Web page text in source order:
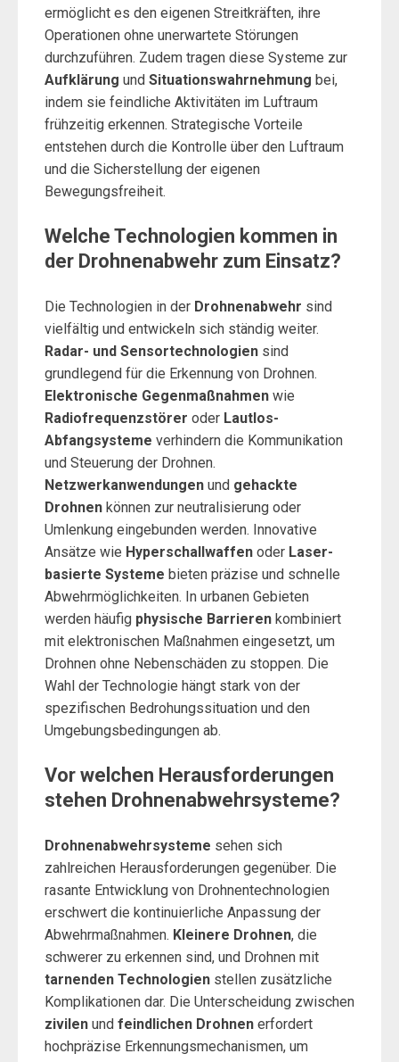
ermöglicht es den eigenen Streitkräften, ihre
Operationen ohne unerwartete Störungen
durchzuführen. Zudem tragen diese Systeme zur
Aufklärung und Situationswahrnehmung bei,
indem sie feindliche Aktivitäten im Luftraum
frühzeitig erkennen. Strategische Vorteile
entstehen durch die Kontrolle über den Luftraum
und die Sicherstellung der eigenen
Bewegungsfreiheit.
Welche Technologien kommen in
der Drohnenabwehr zum Einsatz?
Die Technologien in der Drohnenabwehr sind
vielfältig und entwickeln sich ständig weiter.
Radar- und Sensortechnologien sind
grundlegend für die Erkennung von Drohnen.
Elektronische Gegenmaßnahmen wie
Radiofrequenzstörer oder Lautlos-
Abfangsysteme verhindern die Kommunikation
und Steuerung der Drohnen.
Netzwerkanwendungen und gehackte
Drohnen können zur neutralisierung oder
Umlenkung eingebunden werden. Innovative
Ansätze wie Hyperschallwaffen oder Laser-
basierte Systeme bieten präzise und schnelle
Abwehrmöglichkeiten. In urbanen Gebieten
werden häufig physische Barrieren kombiniert
mit elektronischen Maßnahmen eingesetzt, um
Drohnen ohne Nebenschäden zu stoppen. Die
Wahl der Technologie hängt stark von der
spezifischen Bedrohungssituation und den
Umgebungsbedingungen ab.
Vor welchen Herausforderungen
stehen Drohnenabwehrsysteme?
Drohnenabwehrsysteme sehen sich
zahlreichen Herausforderungen gegenüber. Die
rasante Entwicklung von Drohnentechnologien
erschwert die kontinuierliche Anpassung der
Abwehrmaßnahmen. Kleinere Drohnen, die
schwerer zu erkennen sind, und Drohnen mit
tarnenden Technologien stellen zusätzliche
Komplikationen dar. Die Unterscheidung zwischen
zivilen und feindlichen Drohnen erfordert
hochpräzise Erkennungsmechanismen, um